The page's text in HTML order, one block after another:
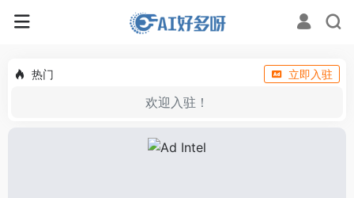
热门 立即入驻
欢迎入驻！